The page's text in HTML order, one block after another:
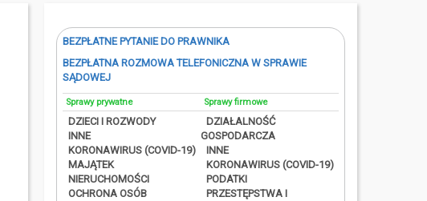
BEZPŁATNE PYTANIE DO PRAWNIKA
BEZPŁATNA ROZMOWA TELEFONICZNA W SPRAWIE
SĄDOWEJ
Sprawy prywatne
DZIECI I ROZWODY
INNE
KORONAWIRUS (COVID-19)
MAJĄTEK
NIERUCHOMOŚCI
OCHRONA OSÓB
Sprawy firmowe
DZIAŁALNOŚĆ
GOSPODARCZA
INNE
KORONAWIRUS (COVID-19)
PODATKI
PRZESTĘPSTWA I